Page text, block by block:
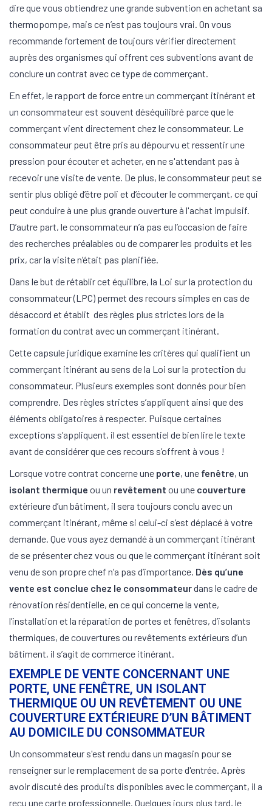
dire que vous obtiendrez une grande subvention en achetant sa
thermopompe, mais ce n’est pas toujours vrai. On vous
recommande fortement de toujours vérifier directement
auprès des organismes qui offrent ces subventions avant de
conclure un contrat avec ce type de commerçant.
En effet, le rapport de force entre un commerçant itinérant et
un consommateur est souvent déséquilibré parce que le
commerçant vient directement chez le consommateur. Le
consommateur peut être pris au dépourvu et ressentir une
pression pour écouter et acheter, en ne s'attendant pas à
recevoir une visite de vente. De plus, le consommateur peut se
sentir plus obligé d’être poli et d’écouter le commerçant, ce qui
peut conduire à une plus grande ouverture à l'achat impulsif.
D’autre part, le consommateur n’a pas eu l’occasion de faire
des recherches préalables ou de comparer les produits et les
prix, car la visite n’était pas planifiée.
Dans le but de rétablir cet équilibre, la Loi sur la protection du
consommateur (LPC) permet des recours simples en cas de
désaccord et établit des règles plus strictes lors de la
formation du contrat avec un commerçant itinérant.
Cette capsule juridique examine les critères qui qualifient un
commerçant itinérant au sens de la Loi sur la protection du
consommateur. Plusieurs exemples sont donnés pour bien
comprendre. Des règles strictes s’appliquent ainsi que des
éléments obligatoires à respecter. Puisque certaines
exceptions s’appliquent, il est essentiel de bien lire le texte
avant de considérer que ces recours s’offrent à vous !
Lorsque votre contrat concerne une porte, une fenêtre, un
isolant thermique ou un revêtement ou une couverture
extérieure d’un bâtiment, il sera toujours conclu avec un
commerçant itinérant, même si celui-ci s’est déplacé à votre
demande. Que vous ayez demandé à un commerçant itinérant
de se présenter chez vous ou que le commerçant itinérant soit
venu de son propre chef n’a pas d’importance. Dès qu’une
vente est conclue chez le consommateurdans le cadre de
rénovation résidentielle, en ce qui concerne la vente,
l’installation et la réparation de portes et fenêtres, d’isolants
thermiques, de couvertures ou revêtements extérieurs d’un
bâtiment, il s’agit de commerce itinérant.
EXEMPLE DE VENTE CONCERNANT UNE
PORTE, UNE FENÊTRE, UN ISOLANT
THERMIQUE OU UN REVÊTEMENT OU UNE
COUVERTURE EXTÉRIEURE D’UN BÂTIMENT
AU DOMICILE DU CONSOMMATEUR
Un consommateur s'est rendu dans un magasin pour se
renseigner sur le remplacement de sa porte d'entrée. Après
avoir discuté des produits disponibles avec le commerçant, il a
reçu une carte professionnelle. Quelques jours plus tard, le